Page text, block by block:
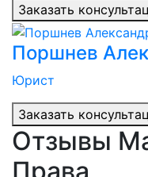
Заказать
Поршнев
Юрист
Заказать
Отзывы